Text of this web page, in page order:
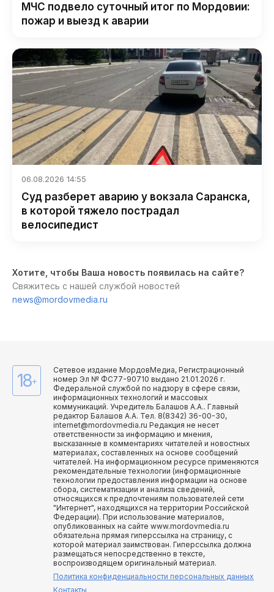
МЧС подвело суточный итог по Мордовии:
пожар и выезд к аварии
06.08.2026 14:55
Суд разберет аварию у вокзала Саранска,
в которой тяжело пострадал
велосипедист
Хотите, чтобы Ваша новость появилась на сайте?
Свяжитесь с нашей службой новостей
news@mordovmedia.ru
18+
Сетевое издание МордовМедиа, Регистрационный
номер Эл № ФС77-90710 выдано 21.01.2026 г.
Федеральной службой по надзору в сфере связи,
информационных технологий и массовых
коммуникаций. Учредитель Балашов А.А.. Главный
редактор Балашов А.А. Тел. 8(8342) 36-00-30,
internet@mordovmedia.ru Редакция не несет
ответственности за информацию и мнения,
высказанные в комментариях читателей и новостных
материалах, составленных на основе сообщений
читателей. На информационном ресурсе применяются
рекомендательные технологии (информационные
технологии предоставления информации на основе
сбора, систематизации и анализа сведений,
относящихся к предпочтениям пользователей сети
"Интернет", находящихся на территории Российской
Федерации). При использование материалов,
опубликованных на сайте www.mordovmedia.ru
обязательна прямая гиперссылка на страницу, с
которой материал заимствован. Гиперссылка должна
размещаться непосредственно в тексте,
воспроизводящем оригинальный материал.
Политика конфиденциальности персональных данных
Контакты